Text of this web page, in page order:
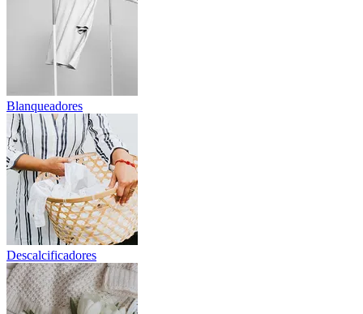
Blanqueadores
Descalcificadores